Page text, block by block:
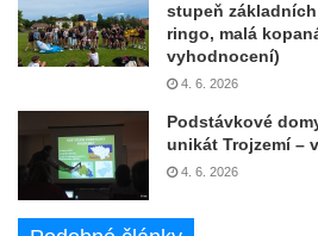
stupeň
ringo, malá
vyhodnocení)
4. 6. 2026
Podstávkové
unikát Trojzemí –
4. 6. 2026